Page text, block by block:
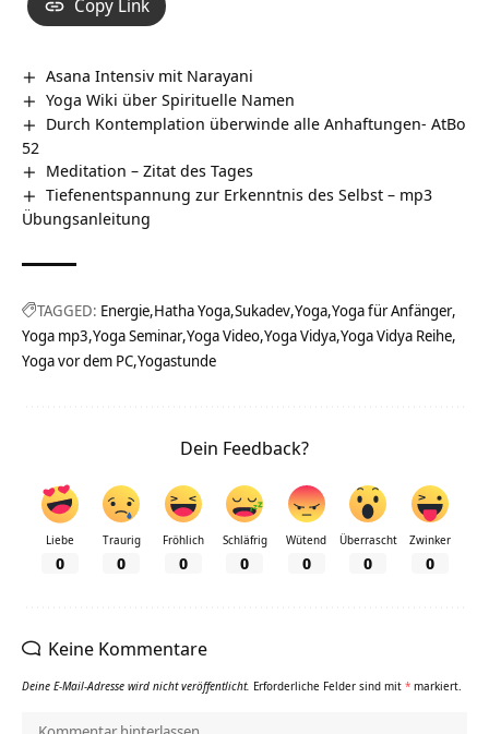
Copy Link
Asana Intensiv mit Narayani
Yoga Wiki über Spirituelle Namen
Durch Kontemplation überwinde alle Anhaftungen- AtBo
52
Meditation – Zitat des Tages
Tiefenentspannung zur Erkenntnis des Selbst – mp3
Übungsanleitung
TAGGED: Energie Hatha Yoga Sukadev Yoga Yoga für Anfänger
Yoga mp3 Yoga Seminar Yoga Video Yoga Vidya Yoga Vidya Reihe
Yoga vor dem PC Yogastunde
Dein Feedback?
Liebe
0
Traurig
0
Fröhlich
0
Schläfrig
0
Wütend
0
Überrascht
0
Zwinker
0
Keine Kommentare
Deine E-Mail-Adresse wird nicht veröffentlicht. Erforderliche Felder sind mit * markiert.